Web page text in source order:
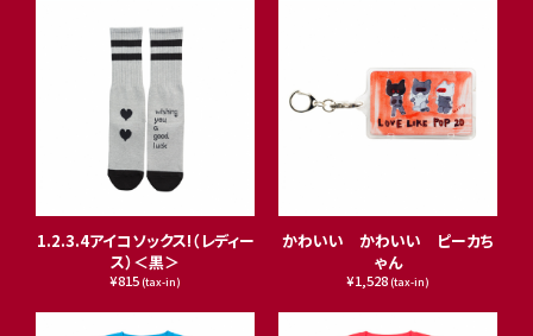
1.2.3.4アイコソックス!（レディー
ス）＜黒＞
¥815 (tax-in)
かわいい かわいい ピーカち
ゃん
¥1,528 (tax-in)